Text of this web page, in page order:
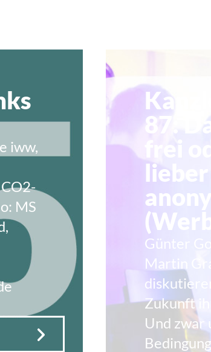
iww,
MS
87:
frei
lieber
Günter
Martin
Zukunft
Und zwar